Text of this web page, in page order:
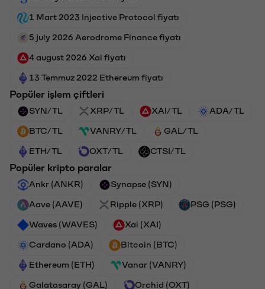
1 Mart 2023 Injective Protocol fiyatı
5 july 2026 Aerodrome Finance fiyatı
4 august 2026 Xai fiyatı
13 Temmuz 2022 Ethereum fiyatı
Popüler işlem çiftleri
SYN/TL XRP/TL XAI/TL ADA/TL
BTC/TL VANRY/TL GAL/TL
ETH/TL OXT/TL CTSI/TL
Popüler kripto paralar
Ankr (ANKR) Synapse (SYN)
Aave (AAVE) Ripple (XRP) PSG (PSG)
Waves (WAVES) Xai (XAI)
Cardano (ADA) Bitcoin (BTC)
Ethereum (ETH) Vanar (VANRY)
Galatasaray (GAL) Orchid (OXT)